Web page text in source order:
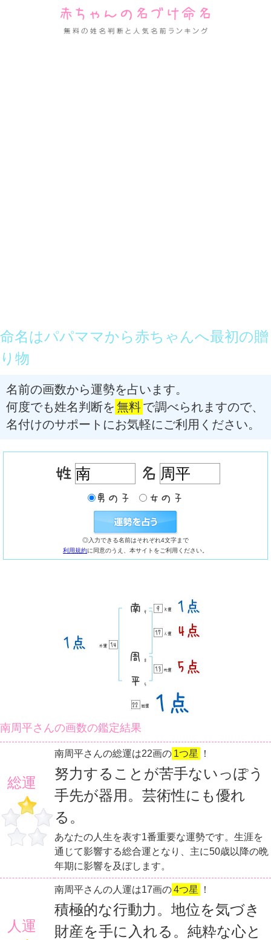
命名はパパママから赤ちゃんへ最初の贈
り物
名前の画数から運勢を占います。
何度でも姓名判断を 無料で調べられますので、
名付けのサポートにお気軽にご利用ください。
◎入力できる名前はそれぞれ4文字まで
利用規約に同意のうえ、本サイトをご利用ください。
南周平さんの画数の鑑定結果
総運
南周平さんの総運は22画の 1つ星 ！
努力することが苦手ないっぽう
手先が器用。芸術性にも優れ
る。
あなたの人生を表す1番重要な運勢です。生涯を
通じて影響する総合運となり、主に50歳以降の晩
年期に影響を及ぼします。
人運
南周平さんの人運は17画の4つ星 ！
積極的な行動力。地位を気づき
財産を手に入れる。純粋な心と